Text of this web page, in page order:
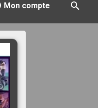
Mon compte